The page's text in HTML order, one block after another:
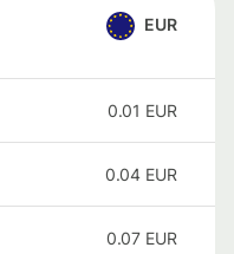
EUR
0.01 EUR
0.04 EUR
0.07 EUR